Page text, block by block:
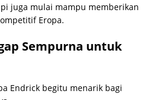
juga mulai mampu memberikan
Eropa.
Sempurna untuk
Endrick begitu menarik bagi